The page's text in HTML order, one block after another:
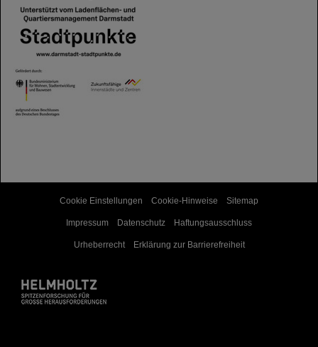
Cookie Einstellungen Cookie-Hinweise Sitemap
Impressum Datenschutz Haftungsausschluss
Urheberrecht Erklärung zur Barrierefreiheit